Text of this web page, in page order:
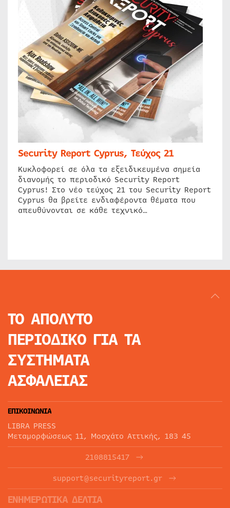
Security Report Cyprus, Τεύχος 21
Κυκλοφορεί σε όλα τα εξειδικευμένα σημεία
διανομής το περιοδικό Security Report
Cyprus! Στο νέο τεύχος 21 του Security Report
Cyprus θα βρείτε ενδιαφέροντα θέματα που
απευθύνονται σε κάθε τεχνικό…
ΤΟ ΑΠΟΛΥΤΟ
ΠΕΡΙΟΔΙΚΟ ΓΙΑ ΤΑ
ΣΥΣΤΗΜΑΤΑ
ΑΣΦΑΛΕΙΑΣ
ΕΠΙΚΟΙΝΩΝΙΑ
LIBRA PRESS
Μεταμορφώσεως 11, Μοσχάτο Αττικής, 183 45
2108815417
support@securityreport.gr
ΕΝΗΜΕΡΩΤΙΚΑ ΔΕΛΤΙΑ